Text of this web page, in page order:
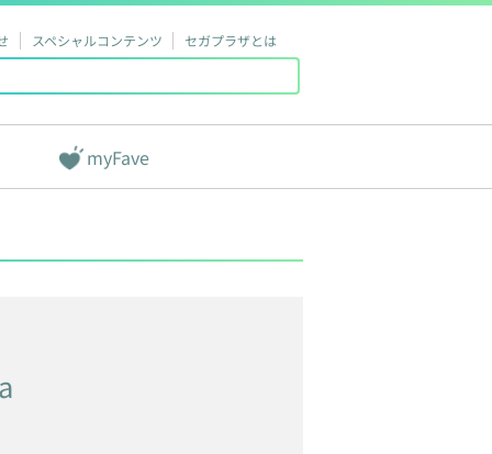
スペシャルコンテンツ セガプラザとは
myFave